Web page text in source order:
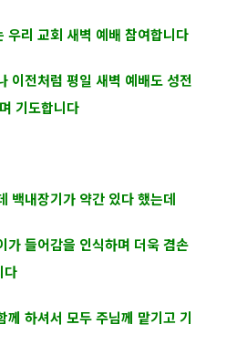
리 교회 새벽 예배 참여합니다
이전처럼 평일 새벽 예배도 성전
기도합니다
백내장기가 약간 있다 했는데
가 들어감을 인식하며 더욱 겸손
다
께 하셔서 모두 주님께 맡기고 기